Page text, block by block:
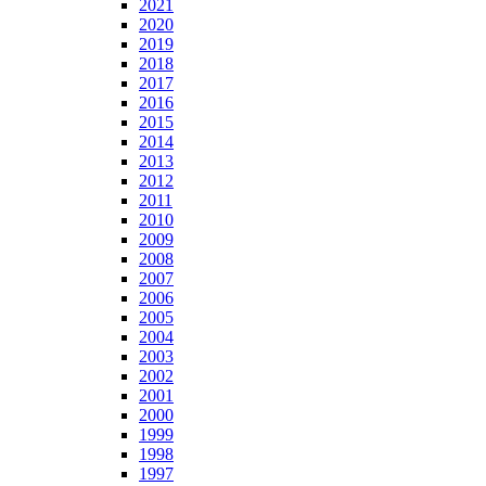
2021
2020
2019
2018
2017
2016
2015
2014
2013
2012
2011
2010
2009
2008
2007
2006
2005
2004
2003
2002
2001
2000
1999
1998
1997